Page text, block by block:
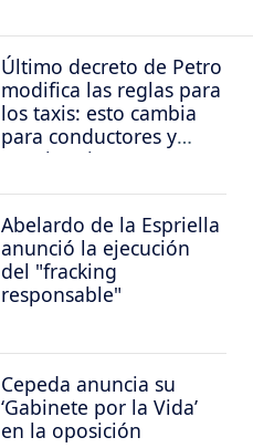
Último decreto de Petro
modifica las reglas para
los taxis: esto cambia
para conductores y
propietarios
Abelardo de la Espriella
anunció la ejecución
del "fracking
responsable"
Cepeda anuncia su
‘Gabinete por la Vida’
en la oposición